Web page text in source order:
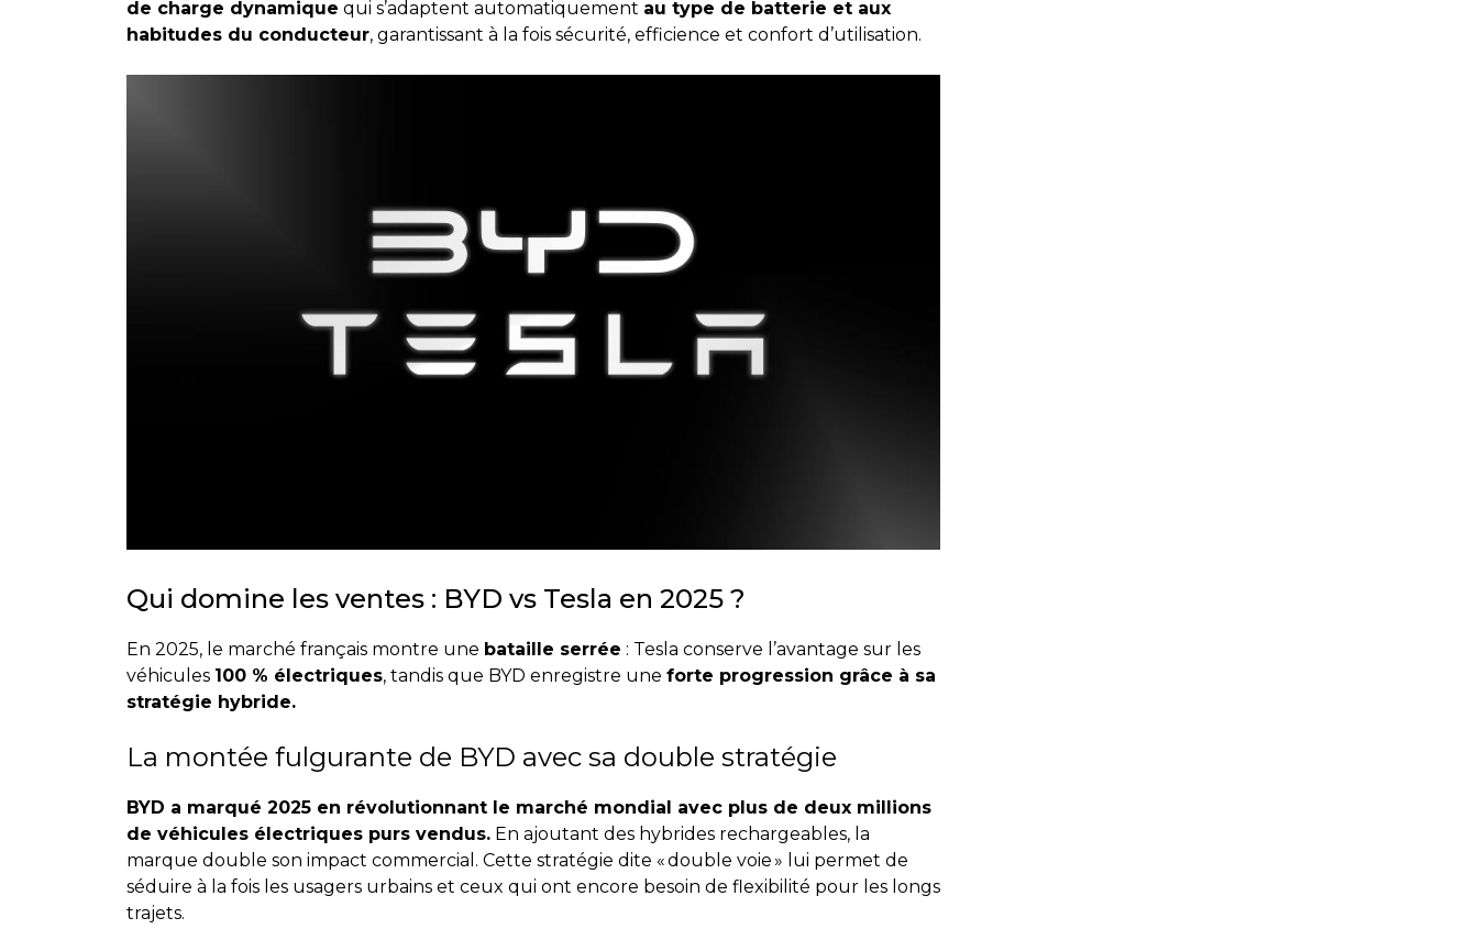
de charge dynamique qui s’adaptent automatiquement au type de batterie et aux
habitudes du conducteur, garantissant à la fois sécurité, efficience et confort d’utilisation.
Qui domine les ventes : BYD vs Tesla en 2025 ?
En 2025, le marché français montre une bataille serrée : Tesla conserve l’avantage sur les
véhicules 100 % électriques, tandis que BYD enregistre une forte progression grâce à sa
stratégie hybride.
La montée fulgurante de BYD avec sa double stratégie
BYD a marqué 2025 en révolutionnant le marché mondial avec plus de deux millions
de véhicules électriques purs vendus.En ajoutant des hybrides rechargeables, la
marque double son impact commercial. Cette stratégie dite « double voie » lui permet de
séduire à la fois les usagers urbains et ceux qui ont encore besoin de flexibilité pour les longs
trajets.